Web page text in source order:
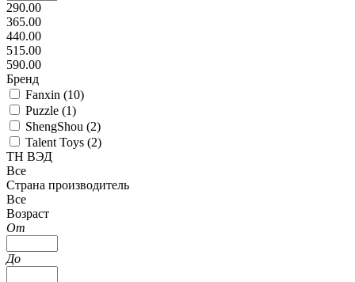
290.00
365.00
440.00
515.00
590.00
Бренд
Fanxin (10)
Puzzle (1)
ShengShou (2)
Talent Toys (2)
ТН ВЭД
Все
Страна производитель
Все
Возраст
От
До